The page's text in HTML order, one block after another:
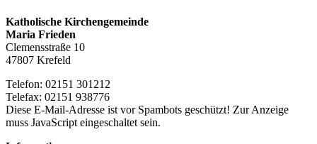
Katholische Kirchengemeinde
Maria Frieden
Clemensstraße 10
47807 Krefeld
Telefon: 02151 301212
Telefax: 02151 938776
Diese E-Mail-Adresse ist vor Spambots geschützt! Zur Anzeige
muss JavaScript eingeschaltet sein.